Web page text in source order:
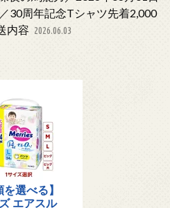
30周年記念Tシャツ先着2,000
内容 2026.06.03